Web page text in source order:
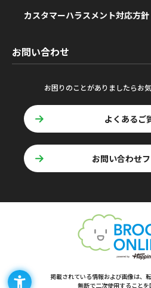
カスタマーハラスメント対応方針
お問い合わせ
お困りのことがありましたらお
よくあるご
お問い合わせ
掲載されている情報および画像は、
無断で二次使用することを